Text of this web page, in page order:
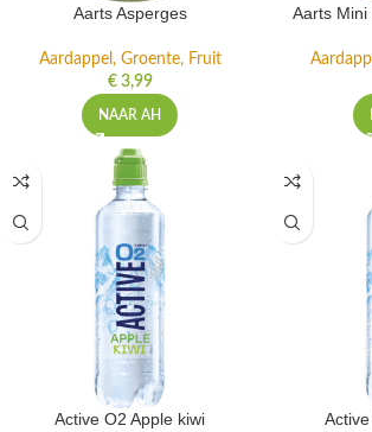
Aarts Asperges
Aardappel, Groente, Fruit
€3,99
NAAR AH
Aarts
Active O2 Apple kiwi